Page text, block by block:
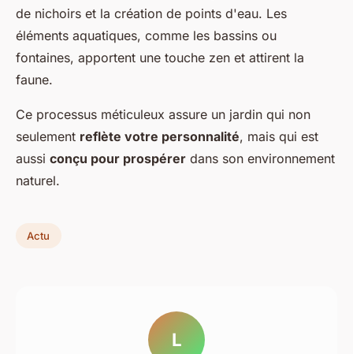
de nichoirs et la création de points d'eau. Les
éléments aquatiques, comme les bassins ou
fontaines, apportent une touche zen et attirent la
faune.
Ce processus méticuleux assure un jardin qui non
seulement reflète votre personnalité, mais qui est
aussi conçu pour prospérer dans son environnement
naturel.
Actu
L